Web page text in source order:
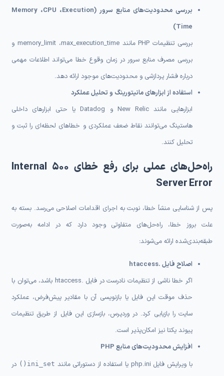
بررسی محدودیت‌های منابع سرور (Memory ،CPU ،Execution
Time)
بررسی تنظیمات PHP مانند memory_limit ،max_execution_time و
بررسی مصرف منابع سرور در زمان وقوع خطا می‌تواند اطلاعات مهمی
درباره فشار پردازشی و محدودیت‌های موجود ارائه دهد.
استفاده از ابزارهای مانیتورینگ و تحلیل عملکرد
ابزارهایی مانند New Relic و Datadog یا حتی ابزارهای داخلی
هاستینگ می‌توانند نقاط ضعف عملکردی و خطاهای لحظه‌ای را ثبت و
تحلیل کنند.
راه‌حل‌های عملی برای رفع خطای 500 Internal
Server Error
پس از شناسایی منشأ خطا، نوبت به اجرای اقدامات اصلاحی می‌رسد. بسته به
علت بروز خطا، راه‌حل‌های متفاوتی وجود دارد که در ادامه به‌صورت
طبقه‌بندی‌شده ارائه می‌شوند:
اصلاح فایل .htaccess
اگر خطا ناشی از تنظیمات نادرست در فایل .htaccess باشد، می‌توان با
حذف موقت این فایل یا بازنویسی آن با مقادیر پیش‌فرض، عملکرد
سایت را بازیابی کرد. در وردپرس، بازسازی این فایل از طریق تنظیمات
پیوند یکتا نیز امکان‌پذیر است.
افزایش محدودیت‌های منابع PHP
با ویرایش فایل php.ini یا استفاده از دستوراتی مانند
ini_set()
در